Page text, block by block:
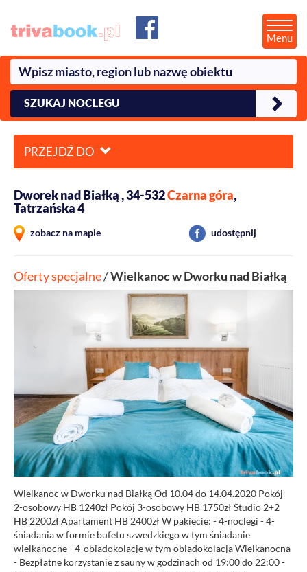
Menu
SZUKAJ NOCLEGU
PRZEJDŹ DO
Dworek nad Białką , 34-532Czarna góra,
Tatrzańska 4
zobacz na mapie udostępnij
Oferty specjalne/Wielkanoc w Dworku nad Białką
Wielkanoc w Dworku nad Białką Od 10.04 do 14.04.2020 Pokój
2-osobowy HB 1240zł Pokój 3-osobowy HB 1750zł Studio 2+2
HB 2200zł Apartament HB 2400zł W pakiecie: - 4-noclegi - 4-
śniadania w formie bufetu szwedzkiego w tym śniadanie
wielkanocne - 4-obiadokolacje w tym obiadokolacja Wielkanocna
- Bezpłatne korzystanie z sauny w godzinach od 19:00 do 22:00 -